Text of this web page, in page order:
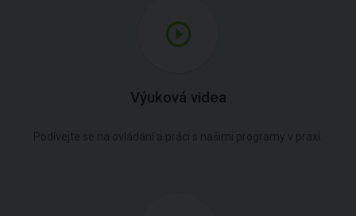
Výuková videa
Podívejte se na ovládání a práci s našimi programy v praxi.